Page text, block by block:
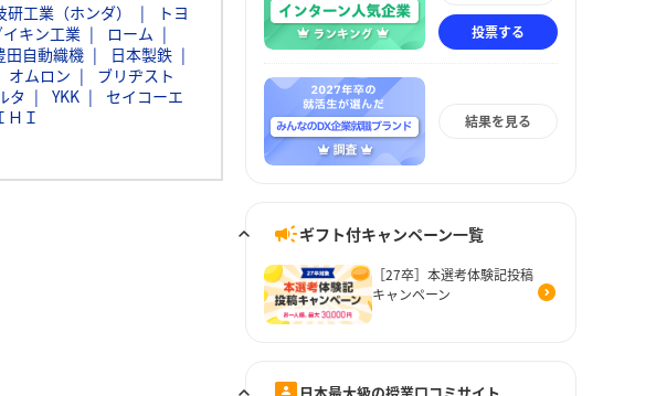
研工業（ホンダ）
トヨ
イキン工業
ローム
田自動織機
日本製鉄
オムロン
ブリヂスト
タ YKK
セイコーエ
ＨＩ
投票する
結果を見る
ギフト付キャンペーン一覧
［27卒］本選考体験記投稿
キャンペーン